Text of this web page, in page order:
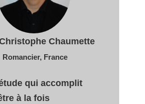
Chaumette
Romancier, France
qui accomplit
à la fois